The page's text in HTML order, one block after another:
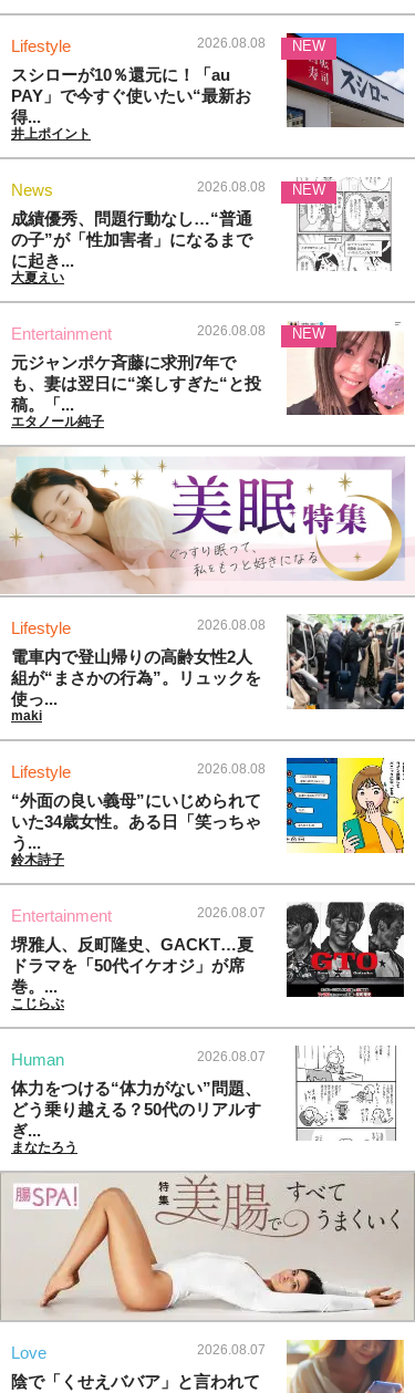
Lifestyle 2026.08.08
スシローが10％還元に！「au
PAY」で今すぐ使いたい“最新お
得...
井上ポイント
NEW
News 2026.08.08
成績優秀、問題行動なし…“普通
の子”が「性加害者」になるまで
に起き...
大夏えい
NEW
Entertainment 2026.08.08
元ジャンポケ斉藤に求刑7年で
も、妻は翌日に“楽しすぎた“と投
稿。「...
エタノール純子
NEW
Lifestyle 2026.08.08
電車内で登山帰りの高齢女性2人
組が“まさかの行為”。リュックを
使っ...
maki
Lifestyle 2026.08.08
“外面の良い義母”にいじめられて
いた34歳女性。ある日「笑っちゃ
う...
鈴木詩子
Entertainment 2026.08.07
堺雅人、反町隆史、GACKT…夏
ドラマを「50代イケオジ」が席
巻。...
こじらぶ
Human 2026.08.07
体力をつける“体力がない”問題、
どう乗り越える？50代のリアルす
ぎ...
まなたろう
Love 2026.08.07
陰で「くせえババア」と言われて